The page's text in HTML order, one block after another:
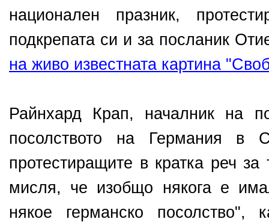
национален празник,
подкрепата си и за посланик
на живо известната картина
Райнхард Крап, началник на
посолството на Германия в
протестиращите в кратка реч
мисля, че изобщо някога е
някое германско посолство",